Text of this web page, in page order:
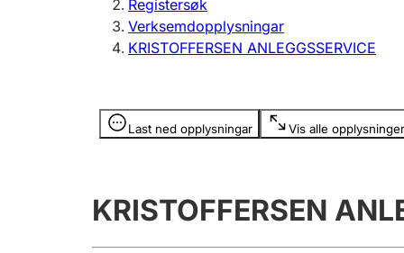
Registersøk
Verksemdopplysningar
KRISTOFFERSEN ANLEGGSSERVICE
Last ned opplysningar Vis alle opplysninger
Opplysninger er skjult
KRISTOFFERSEN